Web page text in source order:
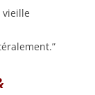
vieille